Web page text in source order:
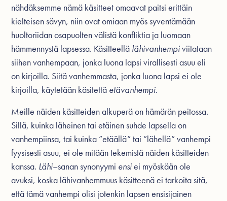
nähdäksemme nämä käsitteet omaavat paitsi erittäin
kielteisen sävyn, niin ovat omiaan myös syventämään
huoltoriidan osapuolten välistä konfliktia ja luomaan
hämmennystä lapsessa. Käsitteellä lähivanhempiviitataan
siihen vanhempaan, jonka luona lapsi virallisesti asuu eli
on kirjoilla. Siitä vanhemmasta, jonka luona lapsi ei ole
kirjoilla, käytetään käsitettä etävanhempi.
Meille näiden käsitteiden alkuperä on hämärän peitossa.
Sillä, kuinka läheinen tai etäinen suhde lapsella on
vanhempiinsa, tai kuinka ”etäällä” tai ”lähellä” vanhempi
fyysisesti asuu, ei ole mitään tekemistä näiden käsitteiden
kanssa. Lähi–sanan synonyymi ensiei myöskään ole
avuksi, koska lähivanhemmuus käsitteenä ei tarkoita sitä,
että tämä vanhempi olisi jotenkin lapsen ensisijainen